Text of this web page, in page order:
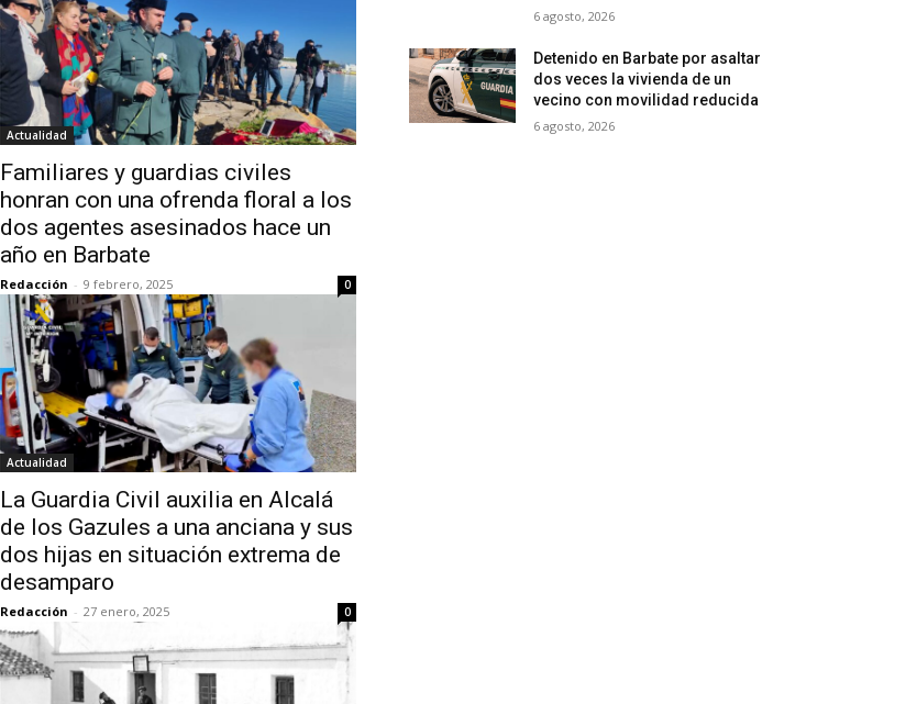
Actualidad
Familiares y guardias civiles
honran con una ofrenda floral a los
dos agentes asesinados hace un
año en Barbate
Redacción - 9 febrero, 2025 0
Actualidad
La Guardia Civil auxilia en Alcalá
de los Gazules a una anciana y sus
dos hijas en situación extrema de
desamparo
Redacción - 27 enero, 2025 0
6 agosto, 2026
Detenido en Barbate por asaltar
dos veces la vivienda de un
vecino con movilidad reducida
6 agosto, 2026